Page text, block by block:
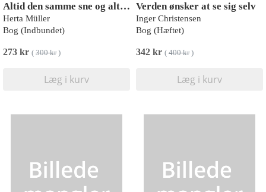
Altid den samme sne og altid den samme onkel
Herta Müller
Bog (Indbundet)
273 kr ( 300 kr)
Læg i kurv
Verden ønsker at se sig selv
Inger Christensen
Bog (Hæftet)
342 kr ( 400 kr)
Læg i kurv